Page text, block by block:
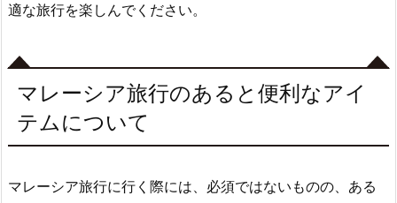
適な旅行を楽しんでください。
マレーシア旅行のあると便利なアイ
テムについて
マレーシア旅行に行く際には、必須ではないものの、ある